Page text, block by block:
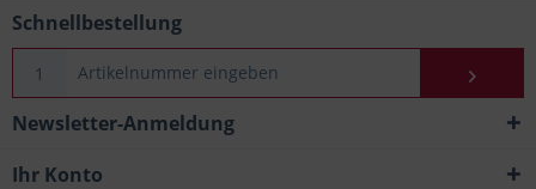
Schnellbestellung
Newsletter-Anmeldung
Ihr Konto